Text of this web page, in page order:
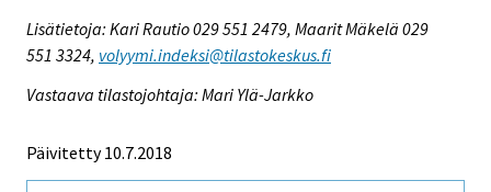
Lisätietoja: Kari Rautio 029 551 2479, Maarit Mäkelä 029
551 3324, volyymi.indeksi@tilastokeskus.fi
Vastaava tilastojohtaja: Mari Ylä-Jarkko
Päivitetty 10.7.2018